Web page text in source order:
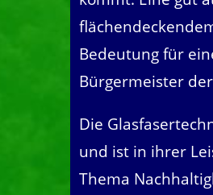
Bedeutung für
Bürgermeister
Die
und ist in ihrer
Thema